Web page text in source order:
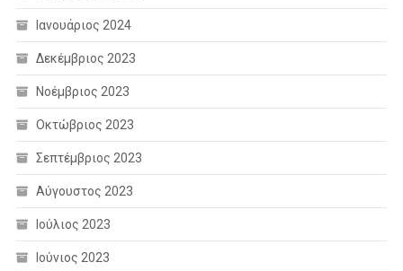
Ιανουάριος 2024
Δεκέμβριος 2023
Νοέμβριος 2023
Οκτώβριος 2023
Σεπτέμβριος 2023
Αύγουστος 2023
Ιούλιος 2023
Ιούνιος 2023